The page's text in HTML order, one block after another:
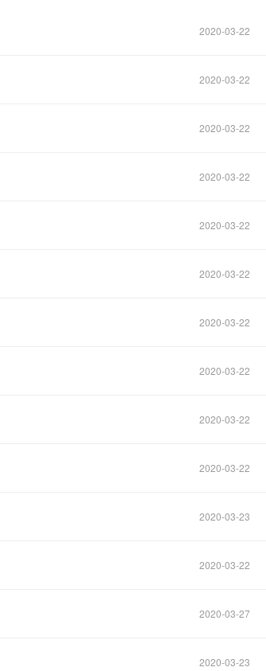
2020-03-22
2020-03-22
2020-03-22
2020-03-22
2020-03-22
2020-03-22
2020-03-22
2020-03-22
2020-03-22
2020-03-22
2020-03-23
2020-03-22
2020-03-27
2020-03-23